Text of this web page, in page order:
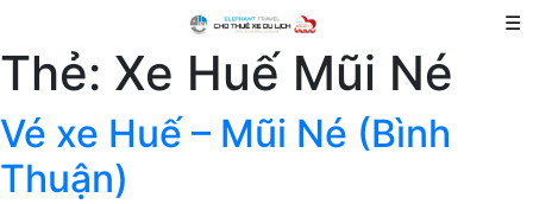
☰
Thẻ: Xe Huế Mũi Né
Vé xe Huế – Mũi Né (Bình
Thuận)